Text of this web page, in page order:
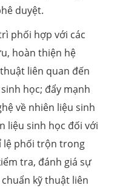
duyệt.
phối hợp với các
hoàn thiện hệ
liên quan đến
học; đẩy mạnh
về nhiên liệu sinh
liệu sinh học đối với
lệ phối trộn trong
tra, đánh giá sự
kỹ thuật liên